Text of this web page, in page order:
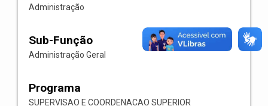
Administração
Sub-Função
Administração Geral
Programa
SUPERVISAO E COORDENACAO SUPERIOR